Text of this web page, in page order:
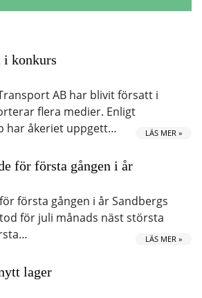
i konkurs
AB har blivit försatt i
flera medier. Enligt
har åkeriet uppgett…
LÄS MER »
för första gången i år
första gången i år Sandbergs
för juli månads näst största
LÄS MER »
lager